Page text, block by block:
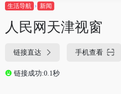
生活导航 新闻
人民网天津视窗
链接直达 手机查看
链接成功:0.1秒